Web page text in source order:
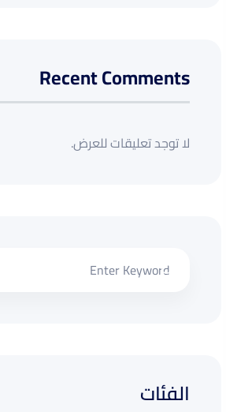
Recent Comments
لا توجد تعليقات للعرض.
الفئات